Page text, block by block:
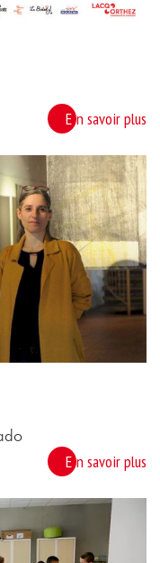
En savoir plus
En savoir plus